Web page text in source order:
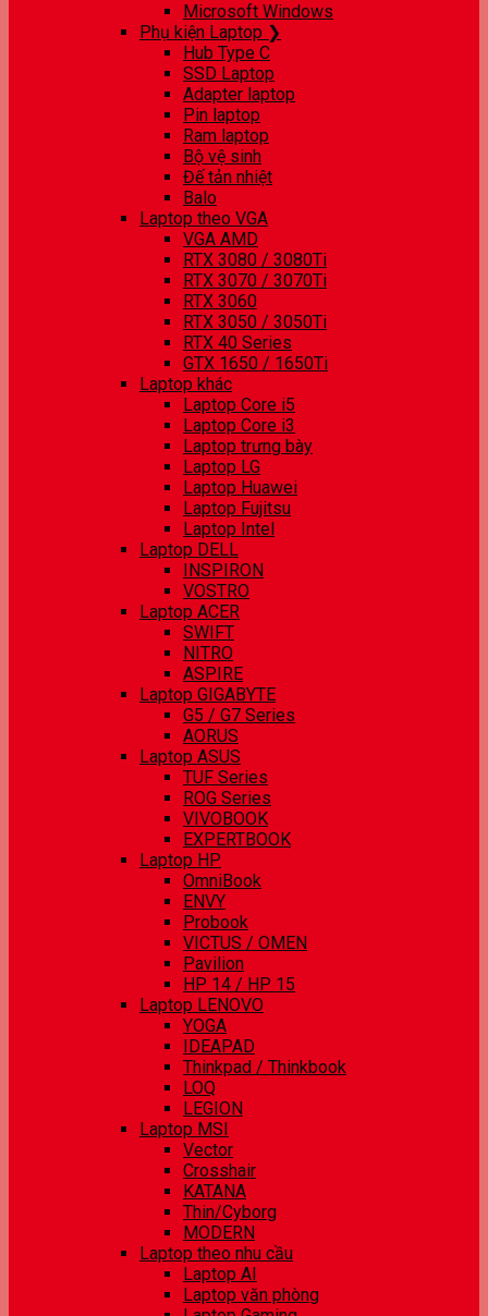
Microsoft Windows
Phụ kiện Laptop ❯
Hub Type C
SSD Laptop
Adapter laptop
Pin laptop
Ram laptop
Bộ vệ sinh
Đế tản nhiệt
Balo
Laptop theo VGA
VGA AMD
RTX 3080 / 3080Ti
RTX 3070 / 3070Ti
RTX 3060
RTX 3050 / 3050Ti
RTX 40 Series
GTX 1650 / 1650Ti
Laptop khác
Laptop Core i5
Laptop Core i3
Laptop trưng bày
Laptop LG
Laptop Huawei
Laptop Fujitsu
Laptop Intel
Laptop DELL
INSPIRON
VOSTRO
Laptop ACER
SWIFT
NITRO
ASPIRE
Laptop GIGABYTE
G5 / G7 Series
AORUS
Laptop ASUS
TUF Series
ROG Series
VIVOBOOK
EXPERTBOOK
Laptop HP
OmniBook
ENVY
Probook
VICTUS / OMEN
Pavilion
HP 14 / HP 15
Laptop LENOVO
YOGA
IDEAPAD
Thinkpad / Thinkbook
LOQ
LEGION
Laptop MSI
Vector
Crosshair
KATANA
Thin/Cyborg
MODERN
Laptop theo nhu cầu
Laptop AI
Laptop văn phòng